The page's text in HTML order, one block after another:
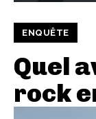
ENQUÊTE
Quel
rock